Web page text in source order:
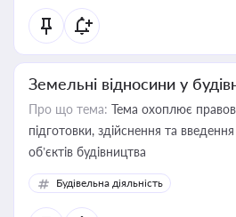
Земельні відносини у
Про що тема: Тема охоплює
підготовки, здійснення та
об’єктів будівництва
Будівельна діяльність